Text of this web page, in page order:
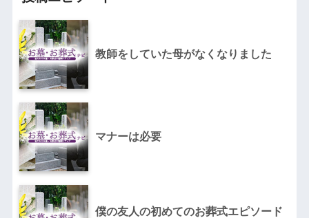
教師をしていた母がなくなりました
マナーは必要
僕の友人の初めてのお葬式エピソード